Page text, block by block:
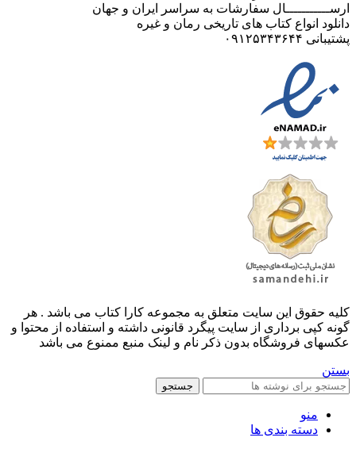
ارســـــــــــال سفارشات به سراسر ایران و جهان
دانلود انواع کتاب های تاریخی رمان و غیره
پشتیبانی ۰۹۱۲۵۳۴۳۶۴۴
کليه حقوق اين سايت متعلق به مجموعه کارا کتاب می باشد . هر
گونه کپی برداری از سایت پیگرد قانونی داشته و استفاده از محتوا و
عکسهای فروشگاه بدون ذکر نام و لینک منبع ممنوع می باشد
بستن
جستجو
منو
دسته بندی ها